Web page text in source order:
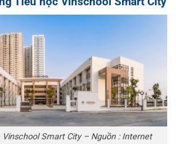
Smart City – Nguồn : Internet